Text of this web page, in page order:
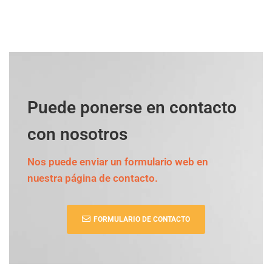
Puede ponerse en contacto
con nosotros
Nos puede enviar un formulario web en
nuestra página de contacto.
FORMULARIO DE CONTACTO